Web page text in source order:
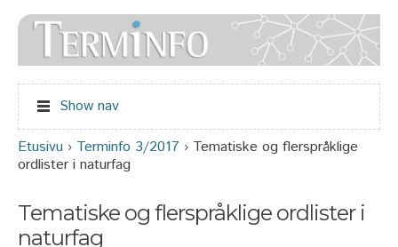
Jump to navigation
Show nav
Olet täällä
Etusivu › Terminfo 3/2017 › Tematiske og flerspråklige
ordlister i naturfag
Tematiske og flerspråklige ordlister i
naturfag